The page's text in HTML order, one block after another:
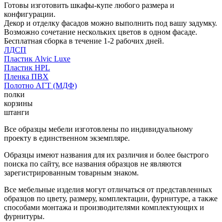
Готовы изготовить шкафы-купе любого размера и
конфигурации.
Декор и отделку фасадов можно выполнить под вашу задумку.
Возможно сочетание нескольких цветов в одном фасаде.
Бесплатная сборка в течение 1-2 рабочих дней.
ЛДСП
Пластик Alvic Luxe
Пластик HPL
Пленка ПВХ
Полотно АГТ (МДФ)
полки
корзины
штанги
Все образцы мебели изготовлены по индивидуальному
проекту в единственном экземпляре.
Образцы имеют названия для их различия и более быстрого
поиска по сайту, все названия образцов не являются
зарегистрированным товарным знаком.
Все мебельные изделия могут отличаться от представленных
образцов по цвету, размеру, комплектации, фурнитуре, а также
способами монтажа и производителями комплектующих и
фурнитуры.